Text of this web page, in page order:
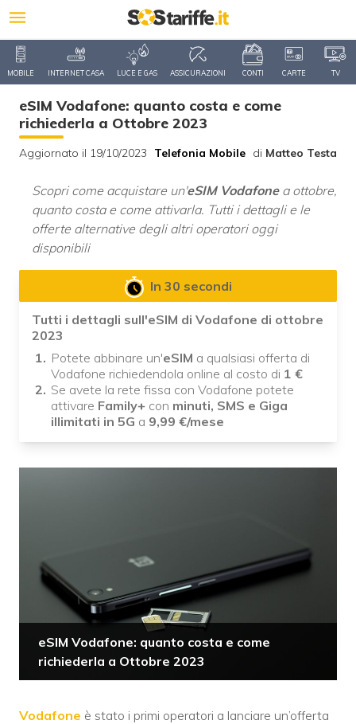
MOBILE INTERNET CASA LUCE E GAS ASSICURAZIONI CONTI CARTE TV
eSIM Vodafone: quanto costa e come
richiederla a Ottobre 2023
Aggiornato il 19/10/2023 Telefonia Mobile di Matteo Testa
Scopri come acquistare un'eSIM Vodafonea ottobre,
quanto costa e come attivarla. Tutti i dettagli e le
offerte alternative degli altri operatori oggi
disponibili
In 30 secondi
Tutti i dettagli sull'eSIM di Vodafone di ottobre
2023
Potete abbinare un'eSIM a qualsiasi offerta di
Vodafone richiedendola online al costo di 1 €
Se avete la rete fissa con Vodafone potete
attivare Family+ con minuti, SMS e Giga
illimitati in 5G a 9,99 €/mese
eSIM Vodafone: quanto costa e come
richiederla a Ottobre 2023
Vodafone è stato i primi operatori a lanciare un’offerta